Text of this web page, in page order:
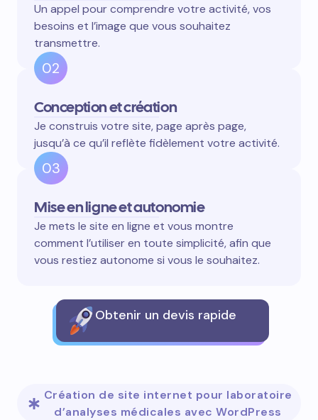
Un appel pour comprendre votre activité, vos
besoins et l’image que vous souhaitez
transmettre.
02
Conception et création
Je construis votre site, page après page,
jusqu’à ce qu’il reflète fidèlement votre activité.
03
Mise en ligne et autonomie
Je mets le site en ligne et vous montre
comment l’utiliser en toute simplicité, afin que
vous restiez autonome si vous le souhaitez.
Obtenir un devis rapide
Création de site internet pour laboratoire
d’analyses médicales avec WordPress